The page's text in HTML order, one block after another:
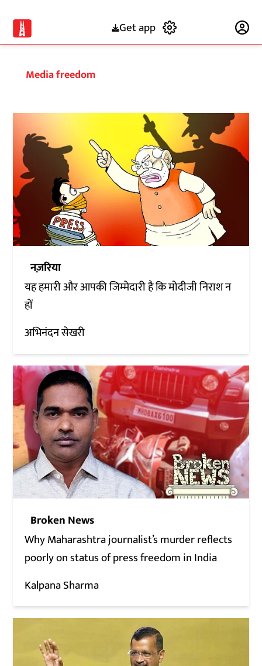
Get app
Media freedom
नज़रिया
यह हमारी और आपकी जिम्मेदारी है कि मोदीजी निराश न
हों
अभिनंदन सेखरी
Broken News
Why Maharashtra journalist’s murder reflects
poorly on status of press freedom in India
Kalpana Sharma